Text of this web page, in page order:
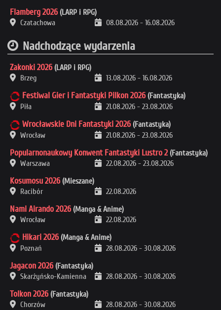
Flamberg 2026 (LARP i RPG)
Czatachowa
08.08.2026 - 16.08.2026
Nadchodzące wydarzenia
Zakonki 2026 (LARP i RPG)
Brzeg
13.08.2026 - 16.08.2026
Festiwal Gier i Fantastyki Pilkon 2026 (Fantastyka)
Piła
21.08.2026 - 23.08.2026
Wrocławskie Dni Fantastyki 2026 (Fantastyka)
Wrocław
21.08.2026 - 23.08.2026
Popularnonaukowy Konwent Fantastyki Lustro 2 (Fantastyka)
Warszawa
22.08.2026 - 23.08.2026
Kosumosu 2026 (Mieszane)
Racibór
22.08.2026
Nami Airando 2026 (Manga & Anime)
Wrocław
22.08.2026
Hikari 2026 (Manga & Anime)
Poznań
28.08.2026 - 30.08.2026
Jagacon 2026 (Fantastyka)
Skarżyńsko-Kamienna
28.08.2026 - 30.08.2026
Tolkon 2026 (Fantastyka)
Chorzów
28.08.2026 - 30.08.2026